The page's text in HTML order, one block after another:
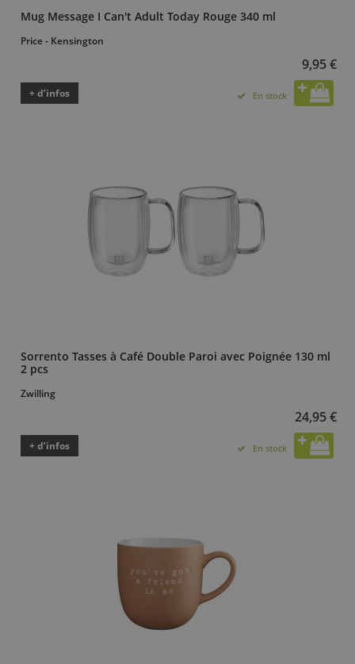
Mug Message I Can't Adult Today Rouge 340 ml
Price - Kensington
9,95 €
+ d’infos En stock
Sorrento Tasses à Café Double Paroi avec Poignée 130 ml
2 pcs
Zwilling
24,95 €
+ d’infos En stock